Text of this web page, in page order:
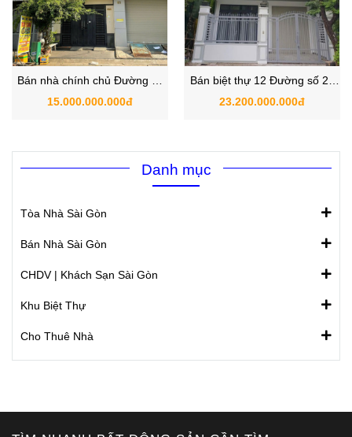
Bán nhà chính chủ Đường số
3 Tân Kiểng Quận 7 Hồ CHí
15.000.000.000đ
Bán biệt thự 12 Đường số 20
KDC Sadeco Ven Sông, P. Tân
23.200.000.000đ
Danh mục
Tòa Nhà Sài Gòn
Bán Nhà Sài Gòn
CHDV | Khách Sạn Sài Gòn
Khu Biệt Thự
Cho Thuê Nhà